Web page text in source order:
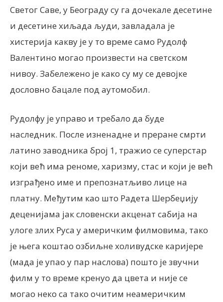
Светог Саве, у Београду су га дочекале десетине
и десетине хиљада људи, завладала је
хистерија какву је у то време само Рудолф
Валентино могао произвести на светском
нивоу. Забележено је како су му се девојке
дословно бацале под аутомобил.
Рудолфу је управо и требало да буде
наследник. После изненадне и преране смрти
латино заводника број 1, тражио се суперстар
који већ има реноме, харизму, стас и који је већ
изграђено име и препознатљиво лице на
платну. Међутим као што Радета Шербеџију
деценијама јак словенски акценат сабија на
улоге злих Руса у америчким филмовима, тако
је њега коштао озбиљне холивудске каријере
(мада је упао у пар наслова) пошто је звучни
филм у то време кренуо да цвета и није се
могао неко са тако очитим неамеричким